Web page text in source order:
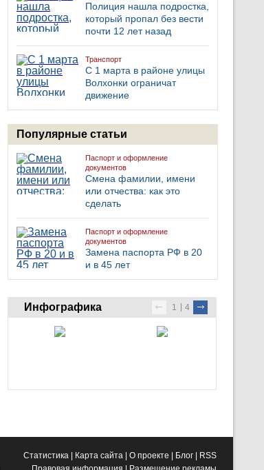
Полиция нашла подростка,
который пропал без вести
почти 12 лет назад
Транспорт
С 1 марта в районе улицы
Волхонки ограничат
движение
Популярные статьи
Паспорт и оформление
документов
Смена фамилии, имени
или отчества: как это
сделать
Паспорт и оформление
документов
Замена паспорта РФ в 20
и в 45 лет
Инфографика 1 4
Статистика Карта сайта О проекте Блог
RSS